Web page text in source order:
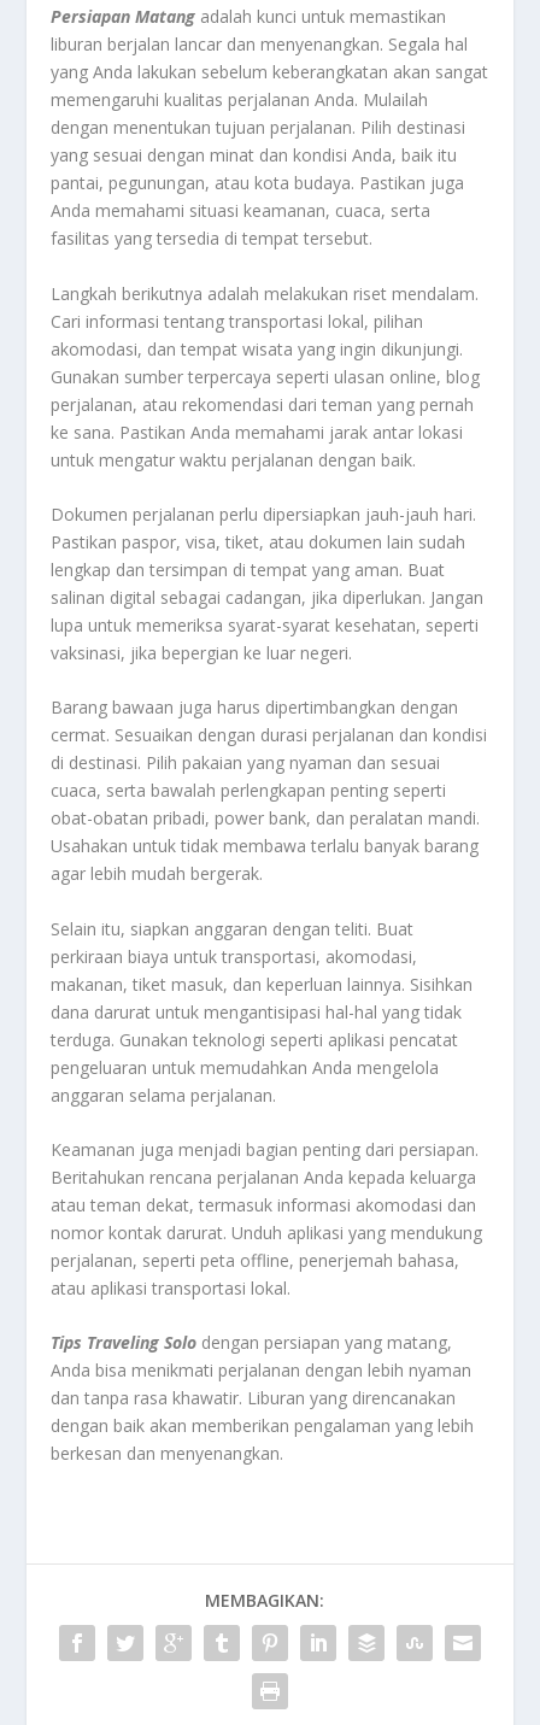
Persiapan Matang adalah kunci untuk memastikan
liburan berjalan lancar dan menyenangkan. Segala hal
yang Anda lakukan sebelum keberangkatan akan sangat
memengaruhi kualitas perjalanan Anda. Mulailah
dengan menentukan tujuan perjalanan. Pilih destinasi
yang sesuai dengan minat dan kondisi Anda, baik itu
pantai, pegunungan, atau kota budaya. Pastikan juga
Anda memahami situasi keamanan, cuaca, serta
fasilitas yang tersedia di tempat tersebut.
Langkah berikutnya adalah melakukan riset mendalam.
Cari informasi tentang transportasi lokal, pilihan
akomodasi, dan tempat wisata yang ingin dikunjungi.
Gunakan sumber terpercaya seperti ulasan online, blog
perjalanan, atau rekomendasi dari teman yang pernah
ke sana. Pastikan Anda memahami jarak antar lokasi
untuk mengatur waktu perjalanan dengan baik.
Dokumen perjalanan perlu dipersiapkan jauh-jauh hari.
Pastikan paspor, visa, tiket, atau dokumen lain sudah
lengkap dan tersimpan di tempat yang aman. Buat
salinan digital sebagai cadangan, jika diperlukan. Jangan
lupa untuk memeriksa syarat-syarat kesehatan, seperti
vaksinasi, jika bepergian ke luar negeri.
Barang bawaan juga harus dipertimbangkan dengan
cermat. Sesuaikan dengan durasi perjalanan dan kondisi
di destinasi. Pilih pakaian yang nyaman dan sesuai
cuaca, serta bawalah perlengkapan penting seperti
obat-obatan pribadi, power bank, dan peralatan mandi.
Usahakan untuk tidak membawa terlalu banyak barang
agar lebih mudah bergerak.
Selain itu, siapkan anggaran dengan teliti. Buat
perkiraan biaya untuk transportasi, akomodasi,
makanan, tiket masuk, dan keperluan lainnya. Sisihkan
dana darurat untuk mengantisipasi hal-hal yang tidak
terduga. Gunakan teknologi seperti aplikasi pencatat
pengeluaran untuk memudahkan Anda mengelola
anggaran selama perjalanan.
Keamanan juga menjadi bagian penting dari persiapan.
Beritahukan rencana perjalanan Anda kepada keluarga
atau teman dekat, termasuk informasi akomodasi dan
nomor kontak darurat. Unduh aplikasi yang mendukung
perjalanan, seperti peta offline, penerjemah bahasa,
atau aplikasi transportasi lokal.
Tips Traveling Solo dengan persiapan yang matang,
Anda bisa menikmati perjalanan dengan lebih nyaman
dan tanpa rasa khawatir. Liburan yang direncanakan
dengan baik akan memberikan pengalaman yang lebih
berkesan dan menyenangkan.
MEMBAGIKAN: